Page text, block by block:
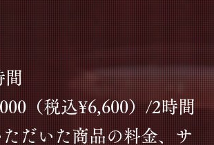
間
（税込¥6,600）/2時間
だいた商品の料金、サ